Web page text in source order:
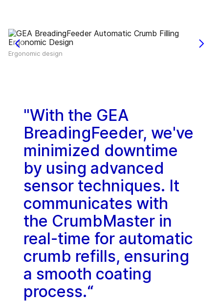
Ergonomic design
"With the GEA
BreadingFeeder, we've
minimized downtime
by using advanced
sensor techniques. It
communicates with
the CrumbMaster in
real-time for automatic
crumb refills, ensuring
a smooth coating
process.“